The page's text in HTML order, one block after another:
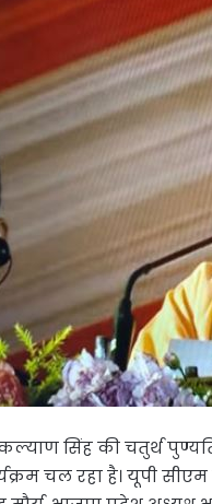
सिंह की चतुर्थ
चल रहा है। यूपी